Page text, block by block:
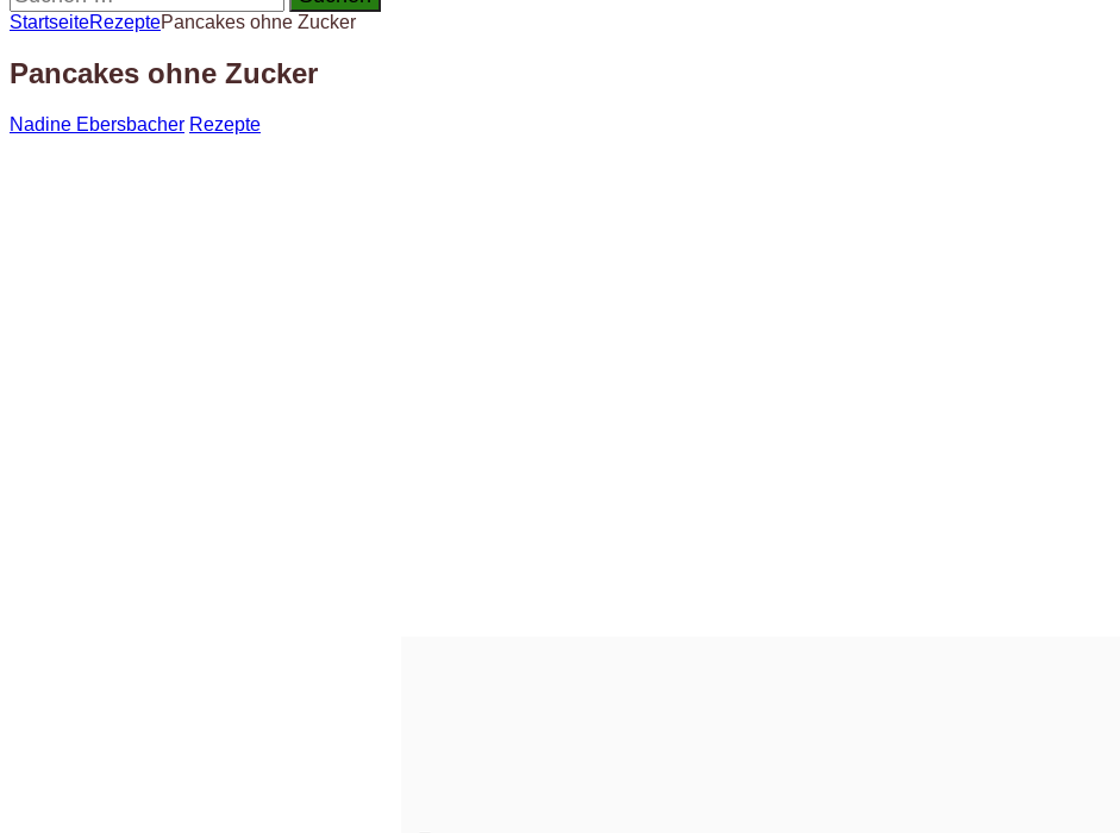
nach:
StartseiteRezeptePancakes ohne Zucker
Pancakes ohne Zucker
Nadine Ebersbacher Rezepte